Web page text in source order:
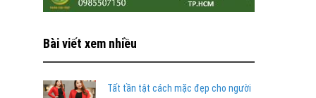
Bài viết xem nhiều
Tất tần tật cách mặc đẹp cho người